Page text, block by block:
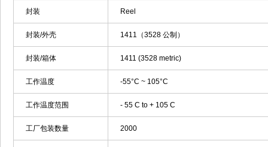
封装 Reel
封装/外壳 1411（3528 公制）
封装/箱体 1411 (3528 metric)
工作温度 -55°C ~ 105°C
工作温度范围 - 55 C to + 105 C
工厂包装数量 2000